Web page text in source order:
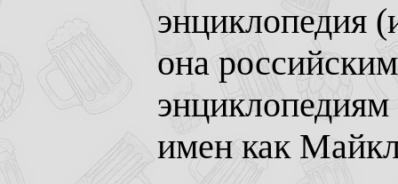
энциклопедия
она
имен как